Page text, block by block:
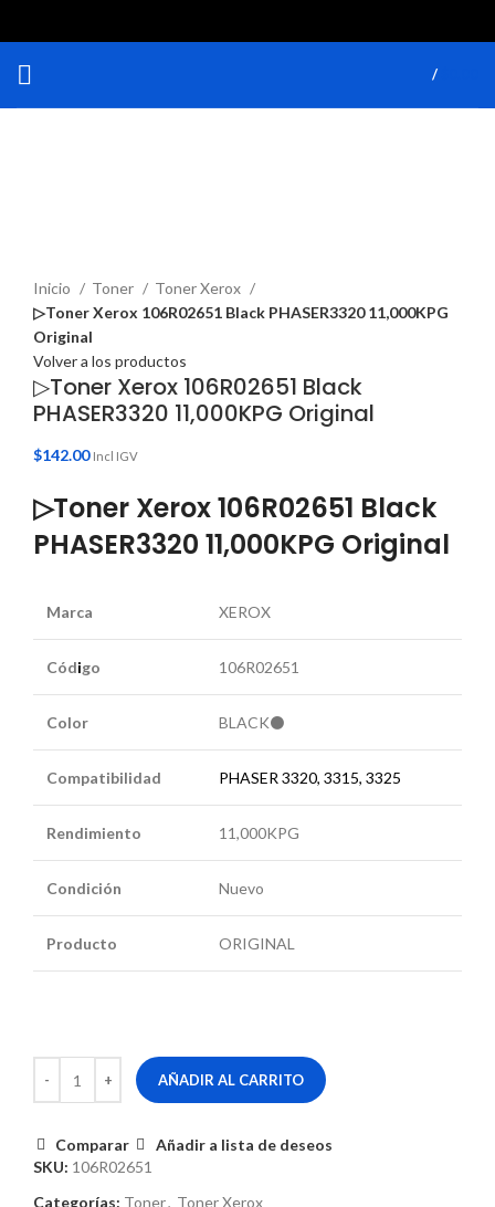
/
Inicio
Toner
Toner Xerox
▷Toner Xerox 106R02651 Black PHASER3320 11,000KPG
Original
Volver a los productos
▷Toner Xerox 106R02651 Black
PHASER3320 11,000KPG Original
$142.00 Incl IGV
▷Toner Xerox 106R02651 Black
PHASER3320 11,000KPG Original
Marca XEROX
Código 106R02651
Color BLACK⚫
Compatibilidad PHASER 3320, 3315, 3325
Rendimiento 11,000KPG
Condición Nuevo
Producto ORIGINAL
AÑADIR AL CARRITO
Comparar
Añadir a lista de deseos
SKU: 106R02651
Categorías: Toner, Toner Xerox